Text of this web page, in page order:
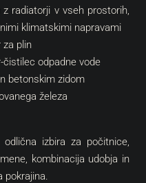
radiatorji v vseh prostorih,
klimatskimi napravami
za plin
čistilec odpadne vode
betonskim zidom
železa
izbira za počitnice,
kombinacija udobja in
pokrajina.